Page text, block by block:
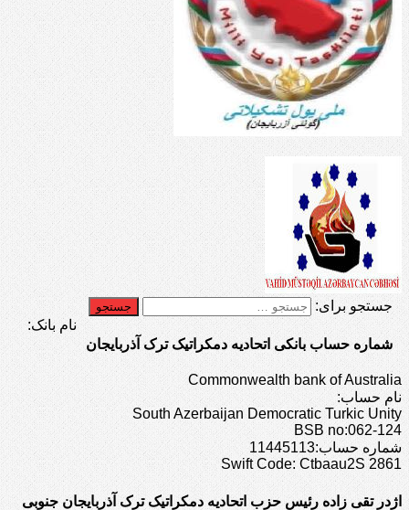
جستجو برای:
شماره حساب بانکی اتحادیه دمکراتیک ترک آذربایجان
نام بانک:
Commonwealth bank of Australia
نام حساب:
South Azerbaijan Democratic Turkic Unity
BSB no:062-124
شماره حساب:11445113
Swift Code: Ctbaau2S 2861
اژدر تقی زاده رئیس حزب اتحادیه دمکراتیک ترک آذربایجان جنوبی